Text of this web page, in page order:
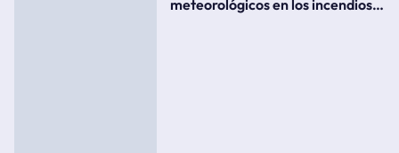
meteorológicos en los incendios